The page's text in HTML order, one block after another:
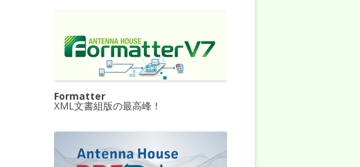
Formatter
XML文書組版の最高峰！